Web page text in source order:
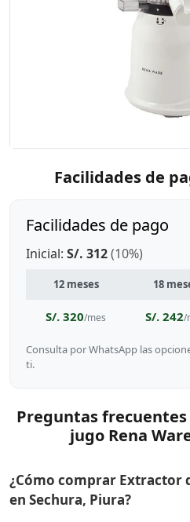
Facilidades de
Facilidades de pago
Inicial: S/. 312(10%)
12 meses 18
S/. 320/mes S/. 242/
Consulta por WhatsApp las
ti.
Preguntas
jugo Rena
¿Cómo comprar Extractor
en Sechura, Piura?